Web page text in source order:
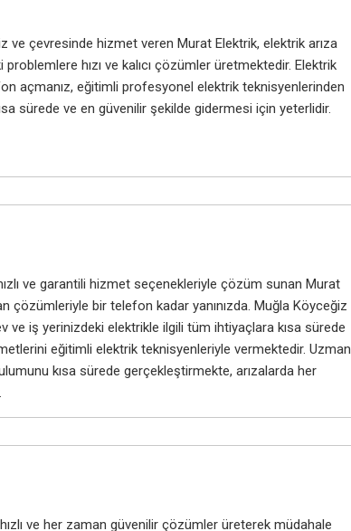
çevresinde hizmet veren Murat Elektrik, elektrik arıza
hızı ve kalıcı çözümler üretmektedir. Elektrik
açmanız, eğitimli profesyonel elektrik teknisyenlerinden
sürede ve en güvenilir şekilde gidermesi için yeterlidir.
ve garantili hizmet seçenekleriyle çözüm sunan Murat
çözümleriyle bir telefon kadar yanınızda. Muğla Köyceğiz
iş yerinizdeki elektrikle ilgili tüm ihtiyaçlara kısa sürede
eğitimli elektrik teknisyenleriyle vermektedir. Uzman
kısa sürede gerçekleştirmekte, arızalarda her
ve her zaman güvenilir çözümler üreterek müdahale